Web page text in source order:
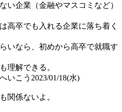
い企業（金融やマスコミなど）
高卒でも入れる企業に落ち着く
いなら、初めから高卒で就職す
理解できる。
いこう 2023/01/18(水)
関係ないよ。